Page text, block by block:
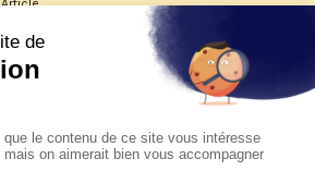
Article
Les reportages d'été 2026 de KTO
La visite pastorale du pape Léon
XIV à Assise à suivre sur KTO le
jeudi 6 août